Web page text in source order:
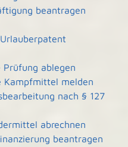
beantragen
ablegen
Kampfmittel melden
nach § 127
abrechnen
beantragen